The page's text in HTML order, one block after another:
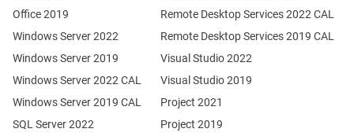
Office 2019
Windows Server 2022
Windows Server 2019
SQL Server 2022
Windows Server 2022 CAL
Windows Server 2019 CAL
Remote Desktop Services 2022 CAL
Remote Desktop Services 2019 CAL
Visual Studio 2022
Visual Studio 2019
Project 2021
Project 2019